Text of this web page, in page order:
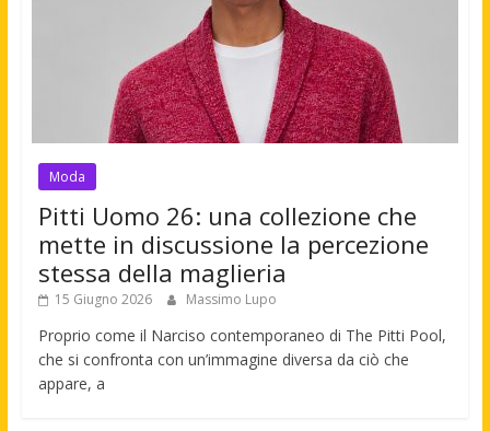
Moda
Pitti Uomo 26: una collezione che
mette in discussione la percezione
stessa della maglieria
15 Giugno 2026 Massimo Lupo
Proprio come il Narciso contemporaneo di The Pitti Pool,
che si confronta con un’immagine diversa da ciò che
appare, a